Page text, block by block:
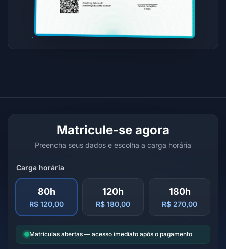
Matricule-se agora
Preencha seus dados e escolha a carga horária
Carga horária
80h
R$ 120,00
120h
R$ 180,00
180h
R$ 270,00
Matrículas abertas — acesso imediato após o pagamento